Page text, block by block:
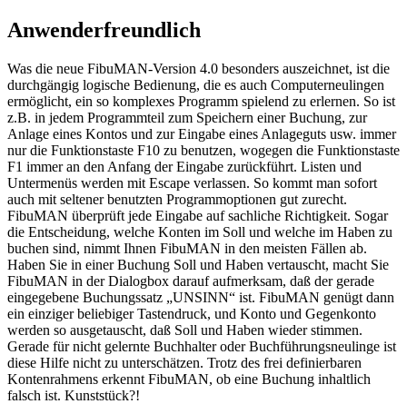
Anwenderfreundlich
Was die neue FibuMAN-Version 4.0 besonders auszeichnet, ist die
durchgängig logische Bedienung, die es auch Computerneulingen
ermöglicht, ein so komplexes Programm spielend zu erlernen. So ist
z.B. in jedem Programmteil zum Speichern einer Buchung, zur
Anlage eines Kontos und zur Eingabe eines Anlageguts usw. immer
nur die Funktionstaste F10 zu benutzen, wogegen die Funktionstaste
F1 immer an den Anfang der Eingabe zurückführt. Listen und
Untermenüs werden mit Escape verlassen. So kommt man sofort
auch mit seltener benutzten Programmoptionen gut zurecht.
FibuMAN überprüft jede Eingabe auf sachliche Richtigkeit. Sogar
die Entscheidung, welche Konten im Soll und welche im Haben zu
buchen sind, nimmt Ihnen FibuMAN in den meisten Fällen ab.
Haben Sie in einer Buchung Soll und Haben vertauscht, macht Sie
FibuMAN in der Dialogbox darauf aufmerksam, daß der gerade
eingegebene Buchungssatz „UNSINN“ ist. FibuMAN genügt dann
ein einziger beliebiger Tastendruck, und Konto und Gegenkonto
werden so ausgetauscht, daß Soll und Haben wieder stimmen.
Gerade für nicht gelernte Buchhalter oder Buchführungsneulinge ist
diese Hilfe nicht zu unterschätzen. Trotz des frei definierbaren
Kontenrahmens erkennt FibuMAN, ob eine Buchung inhaltlich
falsch ist. Kunststück?!